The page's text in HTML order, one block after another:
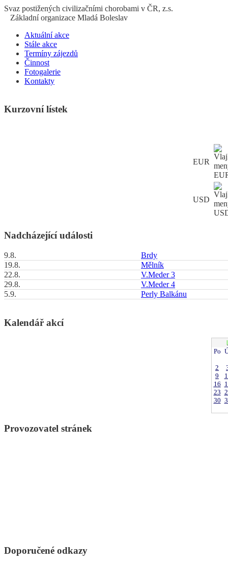
Svaz postižených civilizačními chorobami v ČR, z.s.
Základní organizace Mladá Boleslav
Aktuální akce
Stále akce
Termíny zájezdů
Činnost
Fotogalerie
Kontakty
Kurzovní lístek
EUR
USD
Nadcházející události
9.8.
Brdy
19.8.
Mělník
22.8.
V.Meder 3
29.8.
V.Meder 4
5.9.
Perly Balkánu
Kalendář akcí
Po
2
9
16
23
30
Provozovatel stránek
Doporučené odkazy